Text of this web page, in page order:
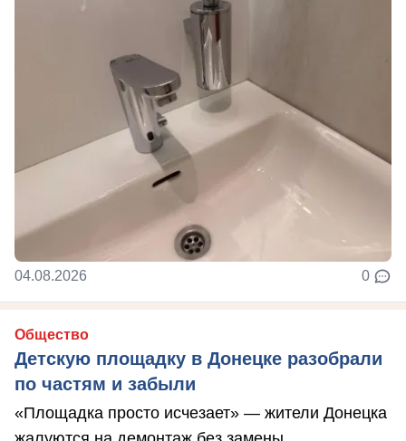
04.08.2026 0
Общество
Детскую площадку в Донецке разобрали
по частям и забыли
«Площадка просто исчезает» — жители Донецка